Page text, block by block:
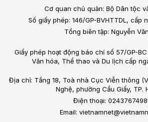
Cơ quan chủ quản: Bộ Dân tộc
Số giấy phép: 146/GP-BVHTTDL, cấp
Tổng biên tập: Nguyễn
Giấy phép hoạt động báo chí số 57/GP-
Văn hóa, Thể thao và Du lịch cấp
Địa chỉ: Tầng 18, Toà nhà Cục Viễn thông
Nghệ, phường Cầu Giấy, TP.
Điện thoại:
Email: